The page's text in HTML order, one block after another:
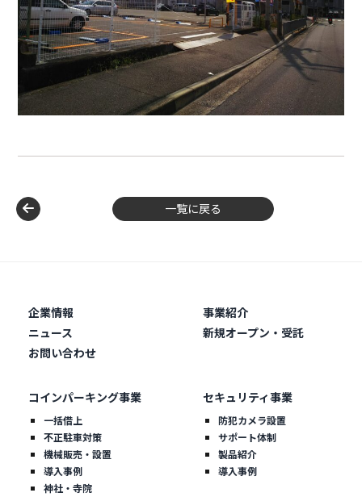
一覧に戻る
企業情報
事業紹介
ニュース
新規オープン・受託
お問い合わせ
コインパーキング事業
一括借上
不正駐車対策
機械販売・設置
導入事例
神社・寺院
セキュリティ事業
防犯カメラ設置
サポート体制
製品紹介
導入事例